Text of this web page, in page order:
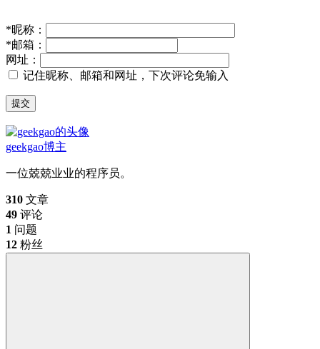
*昵称：
*邮箱：
网址：
记住昵称、邮箱和网址，下次评论免输入
提交
geekgao博主
一位兢兢业业的程序员。
310 文章
49 评论
1 问题
12 粉丝